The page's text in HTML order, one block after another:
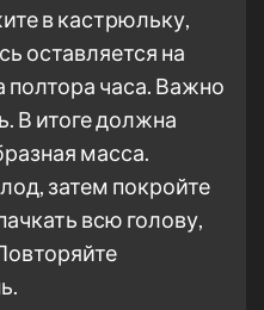
в кастрюльку,
оставляется на
часа. Важно
В итоге должна
масса.
затем покройте
всю голову,